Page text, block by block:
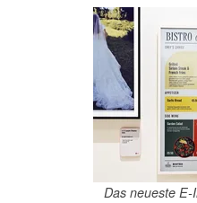
Das neueste E-